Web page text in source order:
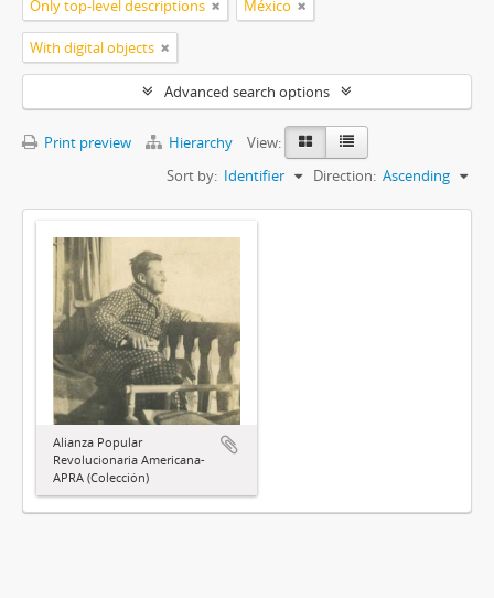
Only top-level descriptions México
With digital objects
Advanced search options
Print preview Hierarchy
View:
Sort by: Identifier Direction: Ascending
Alianza Popular
Revolucionaria Americana-
APRA (Colección)